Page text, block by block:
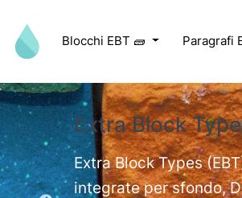
Blocchi EBT 🧱 Paragrafi
videos.
Extra Block
Extra Block Types
integrate per sfondo,